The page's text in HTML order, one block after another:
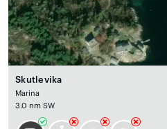
Skutlevika
Marina
3.0 nm SW